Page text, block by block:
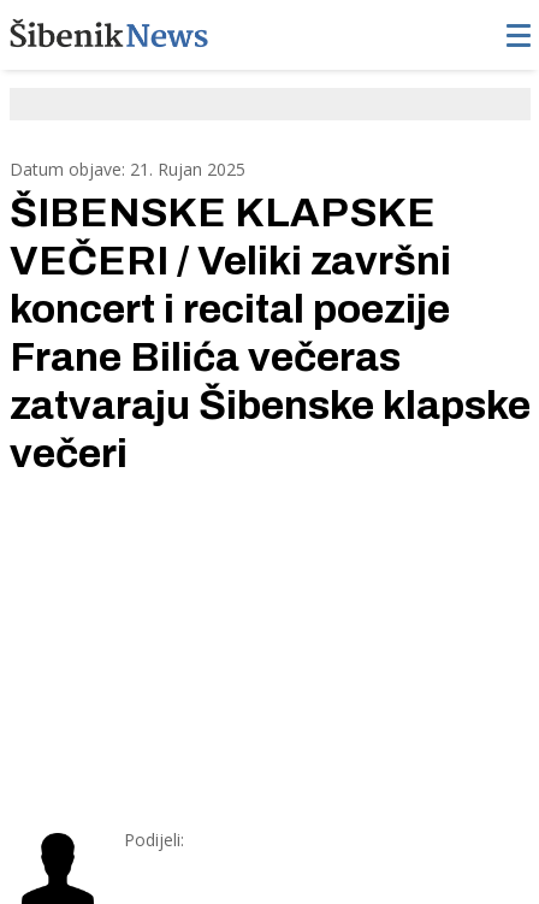
Datum objave: 21. Rujan 2025
ŠIBENSKE KLAPSKE
VEČERI / Veliki završni
koncert i recital poezije
Frane Bilića večeras
zatvaraju Šibenske klapske
večeri
Podijeli: